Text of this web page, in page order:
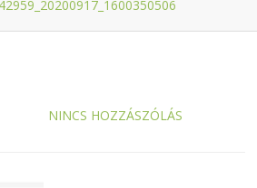
NINCS HOZZÁSZÓLÁS